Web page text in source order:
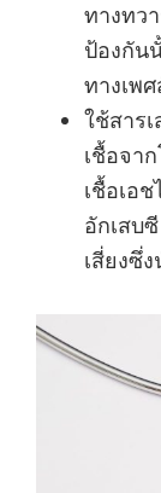
ทางทว
ป้องกัน
ทางเพ
ใช้สาร
เชื้อจา
เชื้อเอ
อักเสบ
เสี่ยงซึ่